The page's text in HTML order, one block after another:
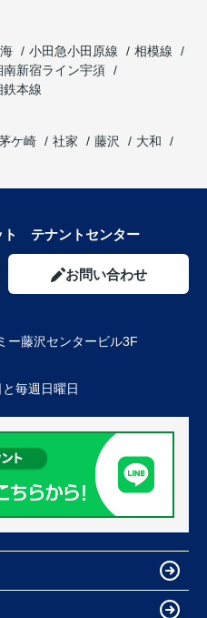
小田急小田原線
相模線
南新宿ライン宇須
鉄本線
ケ崎 社家 藤沢
大和
ト テナントセンター
お問い合わせ
ー藤沢センタービル3F
毎週日曜日